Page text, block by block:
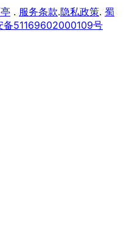
. 服务条款.隐私政策. 蜀
备51169602000109号